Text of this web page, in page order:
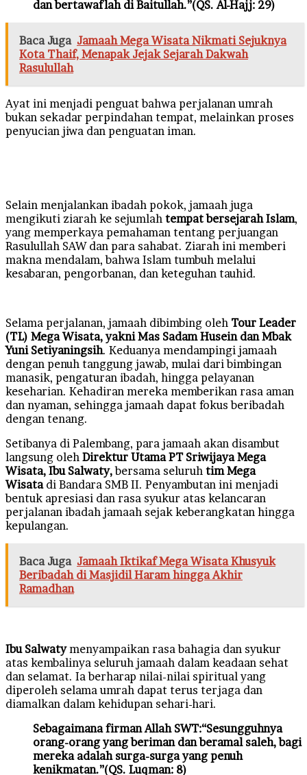
dan bertawaflah di Baitullah.”(QS. Al-Hajj: 29)
Baca Juga Jamaah Mega Wisata Nikmati Sejuknya
Kota Thaif, Menapak Jejak Sejarah Dakwah
Rasulullah
Ayat ini menjadi penguat bahwa perjalanan umrah
bukan sekadar perpindahan tempat, melainkan proses
penyucian jiwa dan penguatan iman.
Selain menjalankan ibadah pokok, jamaah juga
mengikuti ziarah ke sejumlah tempat bersejarah Islam,
yang memperkaya pemahaman tentang perjuangan
Rasulullah SAW dan para sahabat. Ziarah ini memberi
makna mendalam, bahwa Islam tumbuh melalui
kesabaran, pengorbanan, dan keteguhan tauhid.
Selama perjalanan, jamaah dibimbing oleh Tour Leader
(TL) Mega Wisata, yakni Mas Sadam Husein dan Mbak
Yuni Setiyaningsih. Keduanya mendampingi jamaah
dengan penuh tanggung jawab, mulai dari bimbingan
manasik, pengaturan ibadah, hingga pelayanan
keseharian. Kehadiran mereka memberikan rasa aman
dan nyaman, sehingga jamaah dapat fokus beribadah
dengan tenang.
Setibanya di Palembang, para jamaah akan disambut
langsung oleh Direktur Utama PT Sriwijaya Mega
Wisata, Ibu Salwaty,bersama seluruh tim Mega
Wisatadi Bandara SMB II. Penyambutan ini menjadi
bentuk apresiasi dan rasa syukur atas kelancaran
perjalanan ibadah jamaah sejak keberangkatan hingga
kepulangan.
Baca Juga Jamaah Iktikaf Mega Wisata Khusyuk
Beribadah di Masjidil Haram hingga Akhir
Ramadhan
Ibu Salwatymenyampaikan rasa bahagia dan syukur
atas kembalinya seluruh jamaah dalam keadaan sehat
dan selamat. Ia berharap nilai-nilai spiritual yang
diperoleh selama umrah dapat terus terjaga dan
diamalkan dalam kehidupan sehari-hari.
Sebagaimana firman Allah SWT:“Sesungguhnya
orang-orang yang beriman dan beramal saleh, bagi
mereka adalah surga-surga yang penuh
kenikmatan.”(QS. Luqman: 8)